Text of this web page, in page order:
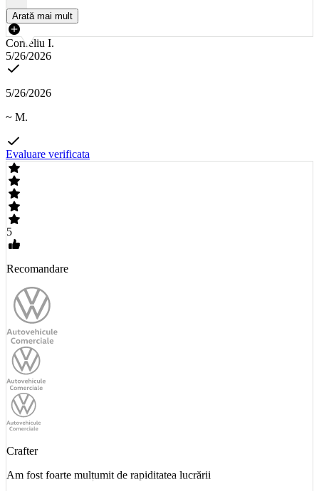
Arată mai mult
Corneliu I.
5/26/2026
5/26/2026
~ M.
Evaluare verificata
5
Recomandare
Crafter
Am fost foarte mulțumit de rapiditatea lucrării